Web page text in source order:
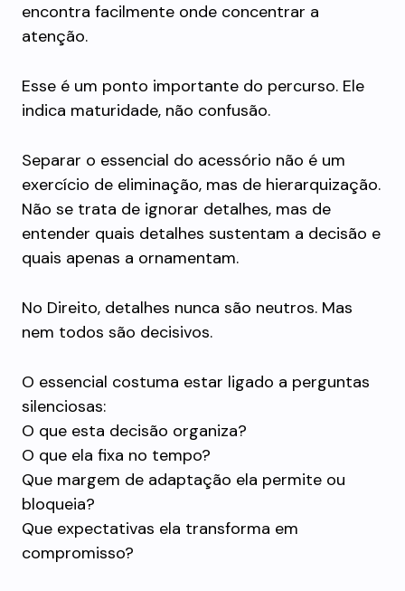
encontra facilmente onde concentrar a
atenção.
Esse é um ponto importante do percurso. Ele
indica maturidade, não confusão.
Separar o essencial do acessório não é um
exercício de eliminação, mas de hierarquização.
Não se trata de ignorar detalhes, mas de
entender quais detalhes sustentam a decisão e
quais apenas a ornamentam.
No Direito, detalhes nunca são neutros. Mas
nem todos são decisivos.
O essencial costuma estar ligado a perguntas
silenciosas:
O que esta decisão organiza?
O que ela fixa no tempo?
Que margem de adaptação ela permite ou
bloqueia?
Que expectativas ela transforma em
compromisso?